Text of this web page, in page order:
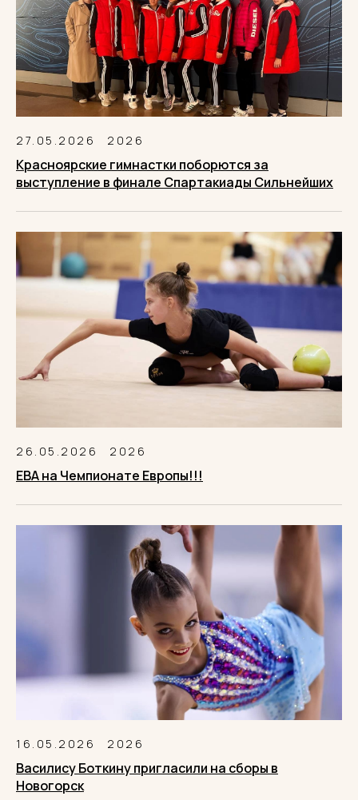
27.05.2026 2026
Красноярские гимнастки поборются за
выступление в финале Спартакиады Сильнейших
26.05.2026 2026
ЕВА на Чемпионате Европы!!!
16.05.2026 2026
Василису Боткину пригласили на сборы в
Новогорск